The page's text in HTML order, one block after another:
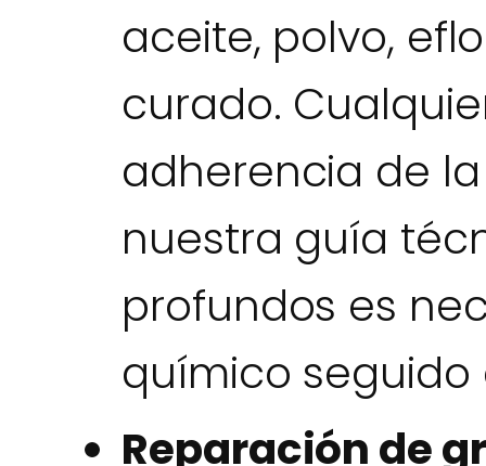
aceite, polvo,
curado.
adherencia de
nuestra guía
profundos es
químico
Reparación de